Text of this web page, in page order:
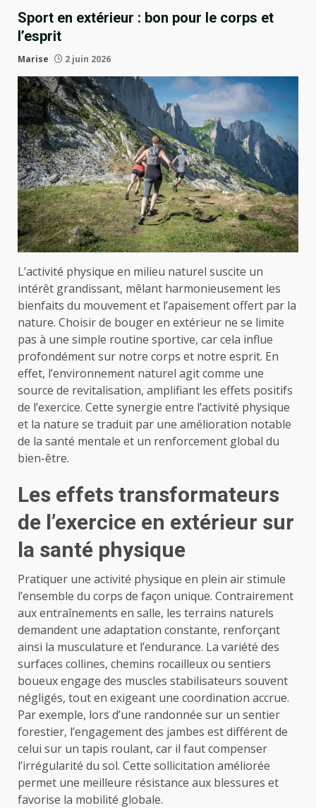
Sport en extérieur : bon pour le corps et
l’esprit
Marise 2 juin 2026
L’activité physique en milieu naturel suscite un
intérêt grandissant, mêlant harmonieusement les
bienfaits du mouvement et l’apaisement offert par la
nature. Choisir de bouger en extérieur ne se limite
pas à une simple routine sportive, car cela influe
profondément sur notre corps et notre esprit. En
effet, l’environnement naturel agit comme une
source de revitalisation, amplifiant les effets positifs
de l’exercice. Cette synergie entre l’activité physique
et la nature se traduit par une amélioration notable
de la santé mentale et un renforcement global du
bien-être.
Les effets transformateurs
de l’exercice en extérieur sur
la santé physique
Pratiquer une activité physique en plein air stimule
l’ensemble du corps de façon unique. Contrairement
aux entraînements en salle, les terrains naturels
demandent une adaptation constante, renforçant
ainsi la musculature et l’endurance. La variété des
surfaces collines, chemins rocailleux ou sentiers
boueux engage des muscles stabilisateurs souvent
négligés, tout en exigeant une coordination accrue.
Par exemple, lors d’une randonnée sur un sentier
forestier, l’engagement des jambes est différent de
celui sur un tapis roulant, car il faut compenser
l’irrégularité du sol. Cette sollicitation améliorée
permet une meilleure résistance aux blessures et
favorise la mobilité globale.